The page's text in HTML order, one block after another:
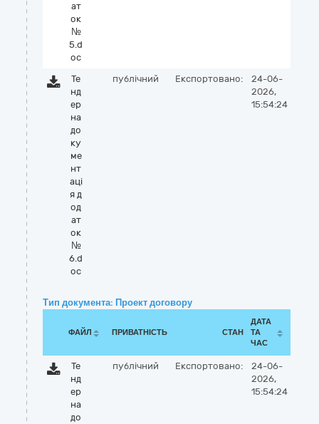
ат
ок
№
5.d
oc
Те
нд
ер
на
до
ку
ме
нт
аці
я д
од
ат
ок
№
6.d
oc
публічний Експортовано:
24-06-
2026,
15:54:24
Тип документа: Проект договору
ФАЙЛ ПРИВАТНІСТЬ СТАН
ДАТА
ТА
ЧАС
Те
нд
ер
на
до
публічний Експортовано:
24-06-
2026,
15:54:24